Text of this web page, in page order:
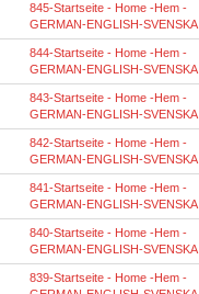
845-Startseite - Home -Hem -
GERMAN-ENGLISH-SVENSKA
844-Startseite - Home -Hem -
GERMAN-ENGLISH-SVENSKA
843-Startseite - Home -Hem -
GERMAN-ENGLISH-SVENSKA
842-Startseite - Home -Hem -
GERMAN-ENGLISH-SVENSKA
841-Startseite - Home -Hem -
GERMAN-ENGLISH-SVENSKA
840-Startseite - Home -Hem -
GERMAN-ENGLISH-SVENSKA
839-Startseite - Home -Hem -